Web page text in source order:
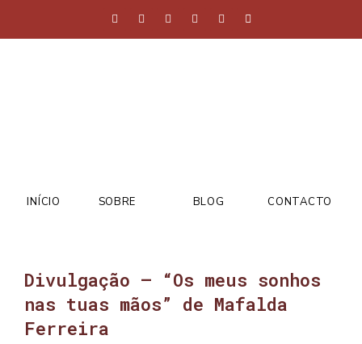
INÍCIO SOBRE BLOG CONTACTO
Divulgação – “Os meus sonhos
nas tuas mãos” de Mafalda
Ferreira